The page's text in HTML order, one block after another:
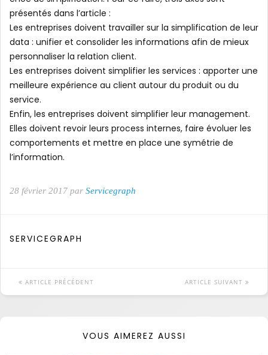
présentés dans l’article :
Les entreprises doivent travailler sur la simplification de leur
data : unifier et consolider les informations afin de mieux
personnaliser la relation client.
Les entreprises doivent simplifier les services : apporter une
meilleure expérience au client autour du produit ou du
service.
Enfin, les entreprises doivent simplifier leur management.
Elles doivent revoir leurs process internes, faire évoluer les
comportements et mettre en place une symétrie de
l’information.
28 février 2017 par Servicegraph
SERVICEGRAPH
ARTICLE PRÉCÉDENT ARTICLE SUIVANT
VOUS AIMEREZ AUSSI